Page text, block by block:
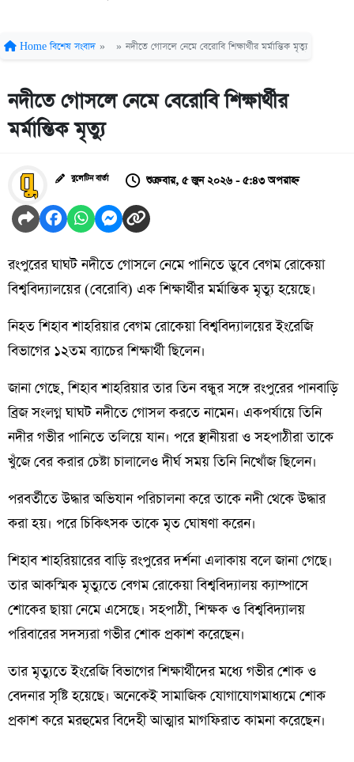
Home বিশেষ সংবাদ » » নদীতে গোসলে নেমে বেরোবি শিক্ষার্থীর মর্মান্তিক মৃত্যু
নদীতে গোসলে নেমে বেরোবি শিক্ষার্থীর
মর্মান্তিক মৃত্যু
বুলেটিন বার্তা শুক্রবার, ৫ জুন ২০২৬ - ৫:৪৩ অপরাহ্ন
রংপুরের ঘাঘট নদীতে গোসলে নেমে পানিতে ডুবে বেগম রোকেয়া
বিশ্ববিদ্যালয়ের (বেরোবি) এক শিক্ষার্থীর মর্মান্তিক মৃত্যু হয়েছে।
নিহত শিহাব শাহরিয়ার বেগম রোকেয়া বিশ্ববিদ্যালয়ের ইংরেজি
বিভাগের ১২তম ব্যাচের শিক্ষার্থী ছিলেন।
জানা গেছে, শিহাব শাহরিয়ার তার তিন বন্ধুর সঙ্গে রংপুরের পানবাড়ি
ব্রিজ সংলগ্ন ঘাঘট নদীতে গোসল করতে নামেন। একপর্যায়ে তিনি
নদীর গভীর পানিতে তলিয়ে যান। পরে স্থানীয়রা ও সহপাঠীরা তাকে
খুঁজে বের করার চেষ্টা চালালেও দীর্ঘ সময় তিনি নিখোঁজ ছিলেন।
পরবর্তীতে উদ্ধার অভিযান পরিচালনা করে তাকে নদী থেকে উদ্ধার
করা হয়। পরে চিকিৎসক তাকে মৃত ঘোষণা করেন।
শিহাব শাহরিয়ারের বাড়ি রংপুরের দর্শনা এলাকায় বলে জানা গেছে।
তার আকস্মিক মৃত্যুতে বেগম রোকেয়া বিশ্ববিদ্যালয় ক্যাম্পাসে
শোকের ছায়া নেমে এসেছে। সহপাঠী, শিক্ষক ও বিশ্ববিদ্যালয়
পরিবারের সদস্যরা গভীর শোক প্রকাশ করেছেন।
তার মৃত্যুতে ইংরেজি বিভাগের শিক্ষার্থীদের মধ্যে গভীর শোক ও
বেদনার সৃষ্টি হয়েছে। অনেকেই সামাজিক যোগাযোগমাধ্যমে শোক
প্রকাশ করে মরহুমের বিদেহী আত্মার মাগফিরাত কামনা করেছেন।